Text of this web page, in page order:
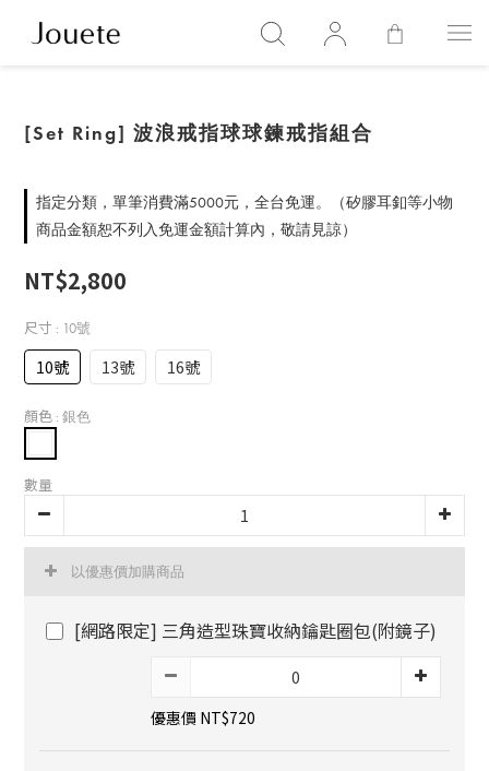
[Set Ring] 波浪戒指球球鍊戒指組合
指定分類，單筆消費滿5000元，全台免運。（矽膠耳釦等小物
商品金額恕不列入免運金額計算內，敬請見諒）
NT$2,800
尺寸 : 10號
10號 13號 16號
顏色 : 銀色
數量
以優惠價加購商品
[網路限定] 三角造型珠寶收納鑰匙圈包(附鏡子)
優惠價 NT$720